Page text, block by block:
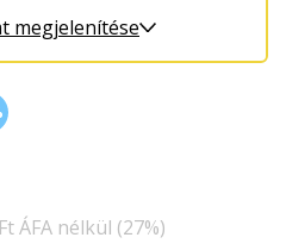
megjelenítése
ÁFA nélkül (27%)